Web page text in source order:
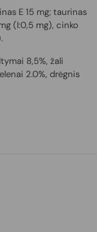
E 15 mg; taurinas
(I:0,5 mg), cinko
8,5%, žali
2.0%, drėgnis